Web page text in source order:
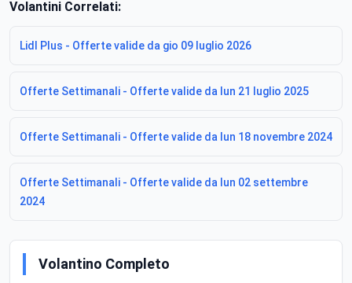
Volantini Correlati:
Lidl Plus - Offerte valide da gio 09 luglio 2026
Offerte Settimanali - Offerte valide da lun 21 luglio 2025
Offerte Settimanali - Offerte valide da lun 18 novembre 2024
Offerte Settimanali - Offerte valide da lun 02 settembre
2024
Volantino Completo